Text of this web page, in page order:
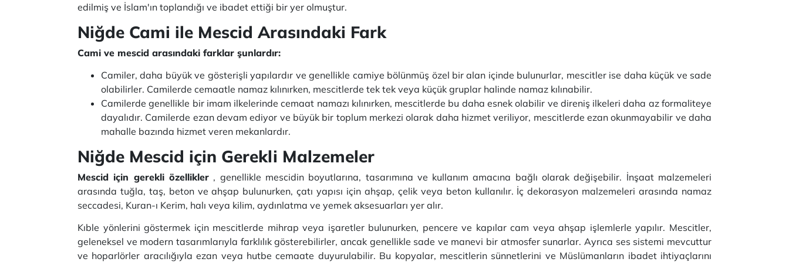
edilmiş ve İslam'ın toplandığı ve ibadet ettiği bir yer olmuştur.
Niğde Cami ile Mescid Arasındaki Fark
Cami ve mescid arasındaki farklar şunlardır:
Camiler, daha büyük ve gösterişli yapılardır ve genellikle camiye bölünmüş özel bir alan içinde bulunurlar, mescitler ise daha küçük ve sade
olabilirler. Camilerde cemaatle namaz kılınırken, mescitlerde tek tek veya küçük gruplar halinde namaz kılınabilir.
Camilerde genellikle bir imam ilkelerinde cemaat namazı kılınırken, mescitlerde bu daha esnek olabilir ve direniş ilkeleri daha az formaliteye
dayalıdır. Camilerde ezan devam ediyor ve büyük bir toplum merkezi olarak daha hizmet veriliyor, mescitlerde ezan okunmayabilir ve daha
mahalle bazında hizmet veren mekanlardır.
Niğde Mescid için Gerekli Malzemeler
Mescid için gerekli özellikler, genellikle mescidin boyutlarına, tasarımına ve kullanım amacına bağlı olarak değişebilir. İnşaat malzemeleri
arasında tuğla, taş, beton ve ahşap bulunurken, çatı yapısı için ahşap, çelik veya beton kullanılır. İç dekorasyon malzemeleri arasında namaz
seccadesi, Kuran-ı Kerim, halı veya kilim, aydınlatma ve yemek aksesuarları yer alır.
Kıble yönlerini göstermek için mescitlerde mihrap veya işaretler bulunurken, pencere ve kapılar cam veya ahşap işlemlerle yapılır. Mescitler,
geleneksel ve modern tasarımlarıyla farklılık gösterebilirler, ancak genellikle sade ve manevi bir atmosfer sunarlar. Ayrıca ses sistemi mevcuttur
ve hoparlörler aracılığıyla ezan veya hutbe cemaate duyurulabilir. Bu kopyalar, mescitlerin sünnetlerini ve Müslümanların ibadet ihtiyaçlarını